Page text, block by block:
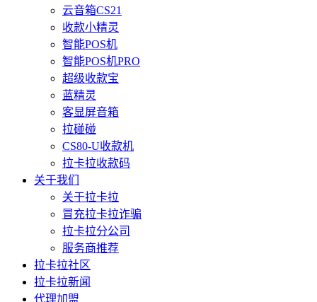
云音箱CS21
收款小精灵
智能POS机
智能POS机PRO
超级收款宝
蓝精灵
客显屏音箱
拉碰碰
CS80-U收款机
拉卡拉收款码
关于我们
关于拉卡拉
冒充拉卡拉诈骗
拉卡拉分公司
服务商推荐
拉卡拉社区
拉卡拉新闻
代理加盟